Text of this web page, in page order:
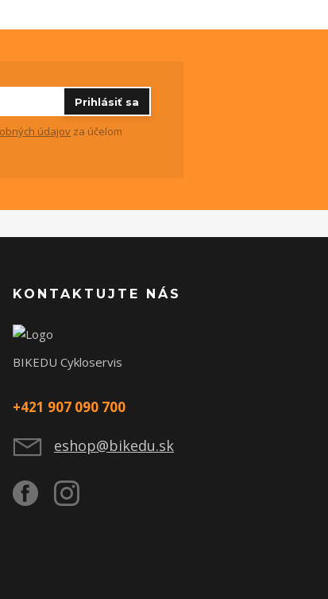
Prihlásiť sa
údajov za účelom
KONTAKTUJTE NÁS
BIKEDU Cykloservis
+421 907 090 700
eshop@bikedu.sk